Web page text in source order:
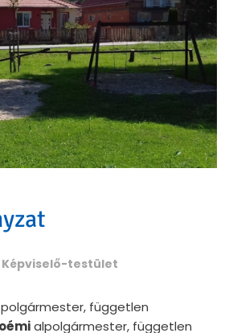
Képviselő-testület
polgármester, független
alpolgármester, független